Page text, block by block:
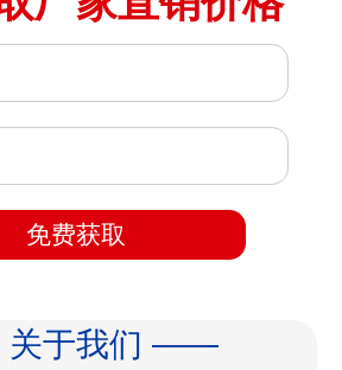
免费获取
于我们 ——